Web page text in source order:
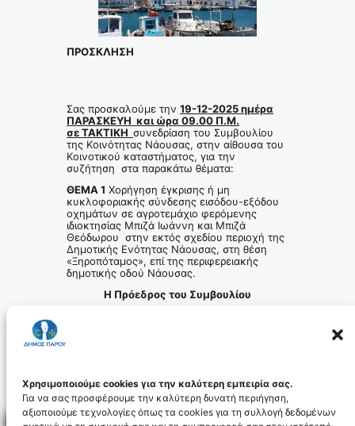
Χρησιμοποιούμε cookies για την καλύτερη εμπειρία σας.
Για να σας προσφέρουμε την καλύτερη δυνατή περιήγηση,
αξιοποιούμε τεχνολογίες όπως τα cookies για τη συλλογή δεδομένων
ΠΡΟΣΚΛΗΣΗ
Σας προσκαλούμε την 19-12-2025 ημέρα
ΠΑΡΑΣΚΕΥΗ και ώρα 09.00 Π.Μ.
σε ΤΑΚΤΙΚΗ συνεδρίαση του Συμβουλίου
της Κοινότητας Νάουσας, στην αίθουσα του
Κοινοτικού καταστήματος, για την
συζήτηση στα παρακάτω θέματα:
ΘΕΜΑ 1 Χορήγηση έγκρισης ή μη
κυκλοφοριακής σύνδεσης εισόδου-εξόδου
οχημάτων σε αγροτεμάχιο φερόμενης
ιδιοκτησίας Μπιζά Ιωάννη και Μπιζά
Θεόδωρου στην εκτός σχεδίου περιοχή της
Δημοτικής Ενότητας Νάουσας, στη θέση
«Ξηροπόταμος», επί της περιφερειακής
δημοτικής οδού Νάουσας.
Η Πρόεδρος του Συμβουλίου
Λήψη